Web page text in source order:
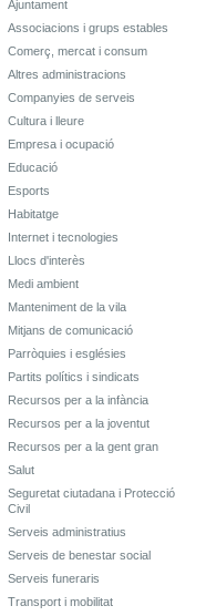
Ajuntament
Associacions i grups estables
Comerç, mercat i consum
Altres administracions
Companyies de serveis
Cultura i lleure
Empresa i ocupació
Educació
Esports
Habitatge
Internet i tecnologies
Llocs d'interès
Medi ambient
Manteniment de la vila
Mitjans de comunicació
Parròquies i esglésies
Partits polítics i sindicats
Recursos per a la infància
Recursos per a la joventut
Recursos per a la gent gran
Salut
Seguretat ciutadana i Protecció
Civil
Serveis administratius
Serveis de benestar social
Serveis funeraris
Transport i mobilitat